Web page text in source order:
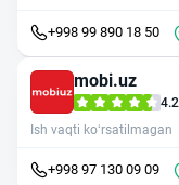
+998 99 890 18 50
mobi.uz
4.2
Ish vaqti ko‘rsatilmagan
+998 97 130 09 09